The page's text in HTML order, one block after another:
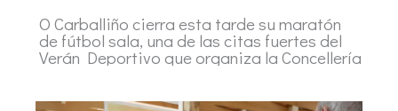
O Carballiño cierra esta tarde su maratón
de fútbol sala, una de las citas fuertes del
Verán Deportivo que organiza la Concellería